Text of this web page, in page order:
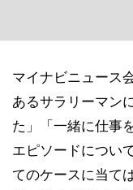
マイナビニュース
あるサラリーマン
た」「一緒に仕事
エピソードについ
てのケースに当て